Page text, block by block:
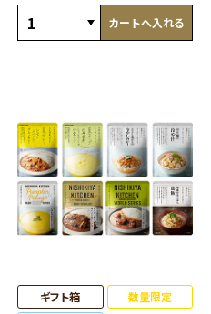
カートへ入れる
ギフト箱
数量限定